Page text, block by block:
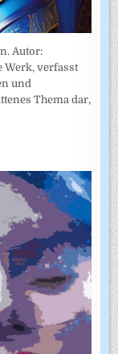
Autor:
Werk, verfasst
und
Thema dar,